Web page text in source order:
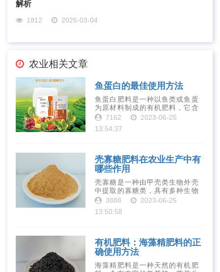
解析
1812 2025-03-04
农业相关文章
鱼蛋白的最佳使用方法
鱼蛋白肥料是一种以鱼类或鱼蛋
为原材料制成的有机肥料，它含
有丰富的营养物质，如氮、磷、
元素和植物生长因子。这些营养
7162
2023-06-25
13:54:37
壳寡糖肥料在农业生产中有
哪些作用
壳寡糖是一种由甲壳类生物外壳
中提取的寡糖类，具有多种生物
活性和营养价值。在农业生产
是作为一种新型的有机肥料，壳
3888
2023-06-25
13:50:58
有机肥料：海藻精肥料的正
确使用方法
海藻精肥料是一种天然的有机肥